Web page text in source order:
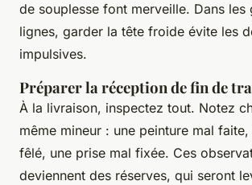
de souplesse font merveille. Dans les
lignes, garder la tête froide évite les
impulsives.
Préparer la réception de fin de
À la livraison, inspectez tout. Notez
même mineur : une peinture mal
fêlé, une prise mal fixée. Ces
deviennent des réserves, qui seront